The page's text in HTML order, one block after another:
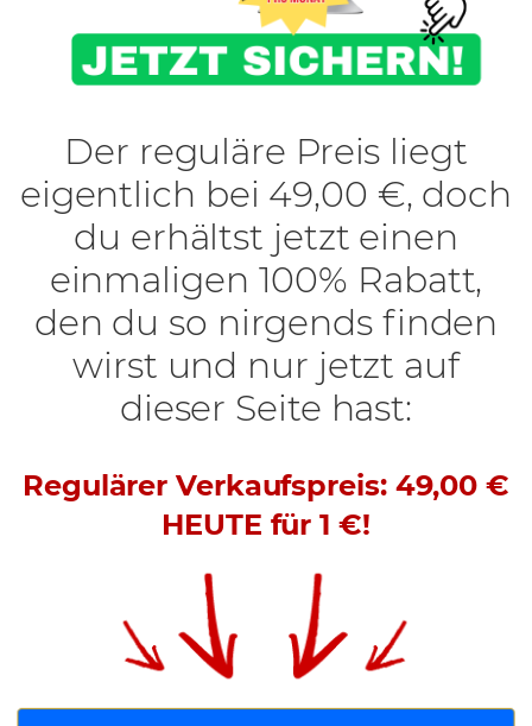
Der reguläre Preis liegt
eigentlich bei 49,00 €, doch
du erhältst jetzt einen
einmaligen 100% Rabatt,
den du so nirgends finden
wirst und nur jetzt auf
dieser Seite hast:
Regulärer Verkaufspreis: 49,00 €
HEUTE für 1 €!